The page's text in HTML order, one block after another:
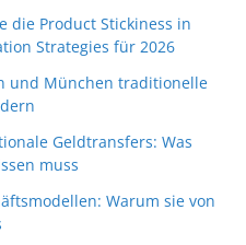
die Product Stickiness in
Strategies für 2026
und München traditionelle
Geldtransfers: Was
muss
Warum sie von